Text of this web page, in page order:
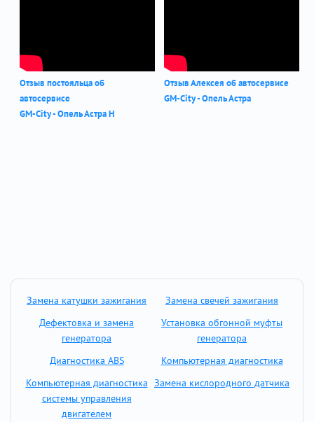
Отзыв постояльца об
автосервисе
GM-City - Опель Астра Н
Отзыв Алексея об автосервисе
GM-City - Опель Астра
Замена катушки зажигания
Замена свечей зажигания
Дефектовка и замена
генератора
Установка обгонной муфты
генератора
Диагностика ABS
Компьютерная диагностика
Компьютерная диагностика
системы управления
двигателем
Замена кислородного датчика